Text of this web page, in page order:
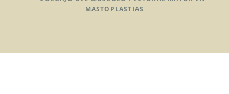
MASTOPLASTIAS